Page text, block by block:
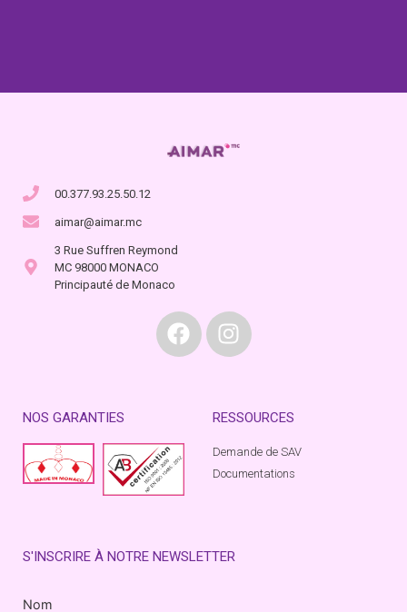
00.377.93.25.50.12
aimar@aimar.mc
3 Rue Suffren Reymond
MC 98000 MONACO
Principauté de Monaco
NOS GARANTIES RESSOURCES
Demande de SAV
Documentations
S'INSCRIRE À NOTRE NEWSLETTER
Nom